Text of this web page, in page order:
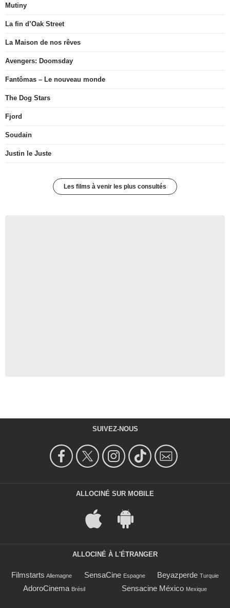
Mutiny
La fin d’Oak Street
La Maison de nos rêves
Avengers: Doomsday
Fantômas – Le nouveau monde
The Dog Stars
Fjord
Soudain
Justin le Juste
Les films à venir les plus consultés
SUIVEZ-NOUS
ALLOCINÉ SUR MOBILE
ALLOCINÉ À L'ÉTRANGER
Filmstarts Allemagne SensaCine Espagne Beyazperde Turquie
AdoroCinema Brésil Sensacine México Mexique